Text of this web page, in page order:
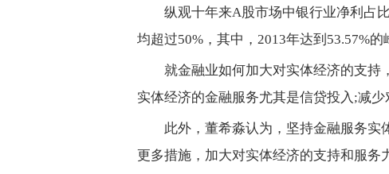
纵观十年来A股市场中银行业净利占
均超过50%，其中，2013年达到53.57%
就金融业如何加大对实体经济的支持
实体经济的金融服务尤其是信贷投入;减少
此外，董希淼认为，坚持金融服务实
更多措施，加大对实体经济的支持和服务